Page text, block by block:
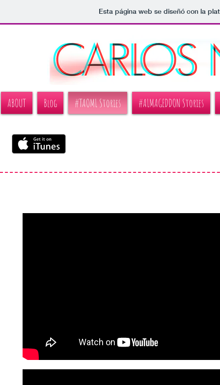
Esta página web se diseñó con la
ABOUT Blog #TAOML Stories #ALMAGEDDON Stories